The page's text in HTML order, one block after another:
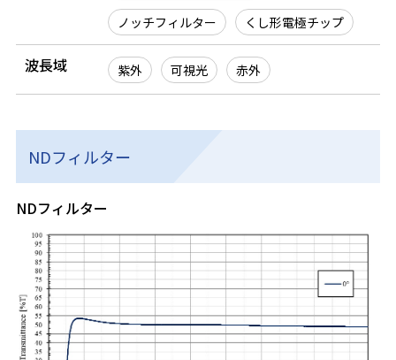
ノッチフィルター
くし形電極チップ
波長域 紫外 可視光 赤外
NDフィルター
NDフィルター